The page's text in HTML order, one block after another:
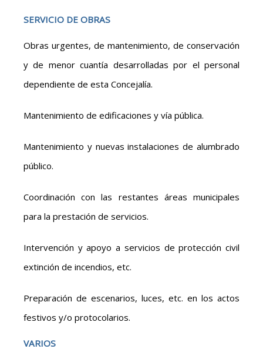
SERVICIO DE OBRAS
Obras urgentes, de mantenimiento, de conservación
y de menor cuantía desarrolladas por el personal
dependiente de esta Concejalía.
Mantenimiento de edificaciones y vía pública.
Mantenimiento y nuevas instalaciones de alumbrado
público.
Coordinación con las restantes áreas municipales
para la prestación de servicios.
Intervención y apoyo a servicios de protección civil
extinción de incendios, etc.
Preparación de escenarios, luces, etc. en los actos
festivos y/o protocolarios.
VARIOS